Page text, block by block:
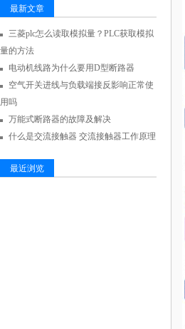
最新文章
三菱plc怎么读取模拟量？PLC获取模拟
量的方法
电动机线路为什么要用D型断路器
空气开关进线与负载端接反影响正常使
用吗
万能式断路器的故障及解决
什么是交流接触器 交流接触器工作原理
最近浏览